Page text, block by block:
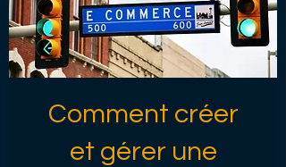
Comment créer
et gérer une